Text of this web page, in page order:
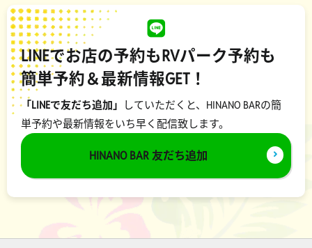
LINEでお店の予約もRVパーク予約も
簡単予約＆最新情報GET！
「LINEで友だち追加」
していただくと、HINANO BARの簡
単予約や最新情報をいち早く配信致します。
HINANO BAR 友だち追加